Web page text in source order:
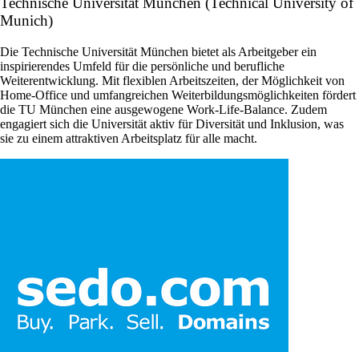
Munich)
Die Technische Universität München bietet als Arbeitgeber ein
inspirierendes Umfeld für die persönliche und berufliche
Weiterentwicklung. Mit flexiblen Arbeitszeiten, der Möglichkeit von
Home-Office und umfangreichen Weiterbildungsmöglichkeiten fördert
die TU München eine ausgewogene Work-Life-Balance. Zudem
engagiert sich die Universität aktiv für Diversität und Inklusion, was
sie zu einem attraktiven Arbeitsplatz für alle macht.